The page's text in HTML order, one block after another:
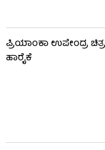
ಪ್ರಿಯಾಂಕಾ ಉಪೇಂದ್ರ
ಹಾರೈಕೆ